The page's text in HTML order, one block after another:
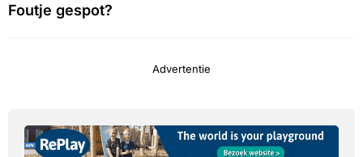
Foutje gespot?
Advertentie